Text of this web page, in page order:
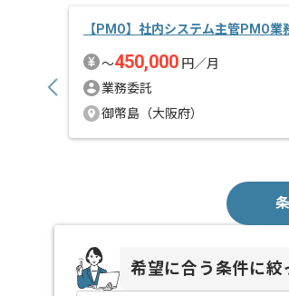
【PMO】社内システム主管PMO業
〜450,000 円／月
業務委託
御幣島（大阪府）
希望に合う条件に絞